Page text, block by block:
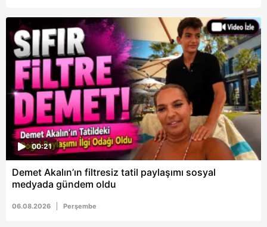
00:21
Demet Akalın’ın filtresiz tatil paylaşımı sosyal
medyada gündem oldu
06.08.2026 Perşembe